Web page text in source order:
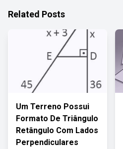
Related Posts
Um Terreno Possui
Formato De Triângulo
Retângulo Com Lados
Perpendiculares